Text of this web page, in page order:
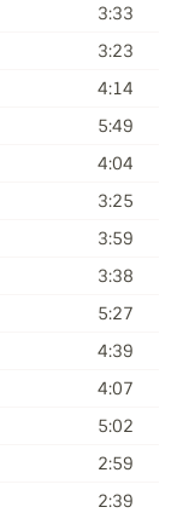
3:33
3:23
4:14
5:49
4:04
3:25
3:59
3:38
5:27
4:39
4:07
5:02
2:59
2:39